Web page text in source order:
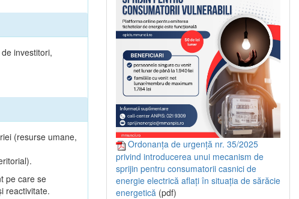
investitori,
(resurse umane,
pe care se
reactivitate.
Ordonanța de urgență nr. 35/2025
privind introducerea unui mecanism de
sprijin pentru consumatorii casnici de
energie electrică aflați în situația de sărăcie
energetică (pdf)